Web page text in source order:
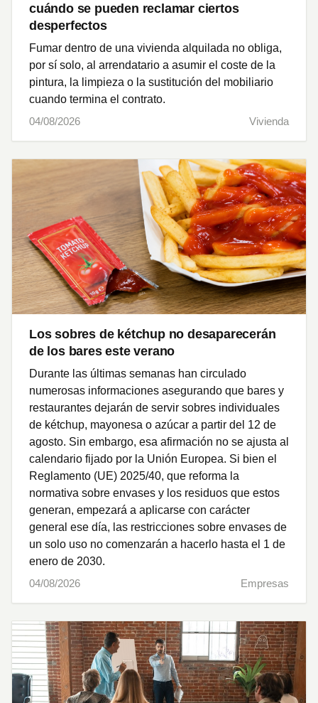
cuándo se pueden reclamar ciertos
desperfectos
Fumar dentro de una vivienda alquilada no obliga,
por sí solo, al arrendatario a asumir el coste de la
pintura, la limpieza o la sustitución del mobiliario
cuando termina el contrato.
04/08/2026
Vivienda
Los sobres de kétchup no desaparecerán
de los bares este verano
Durante las últimas semanas han circulado
numerosas informaciones asegurando que bares y
restaurantes dejarán de servir sobres individuales
de kétchup, mayonesa o azúcar a partir del 12 de
agosto. Sin embargo, esa afirmación no se ajusta al
calendario fijado por la Unión Europea. Si bien el
Reglamento (UE) 2025/40, que reforma la
normativa sobre envases y los residuos que estos
generan, empezará a aplicarse con carácter
general ese día, las restricciones sobre envases de
un solo uso no comenzarán a hacerlo hasta el 1 de
enero de 2030.
04/08/2026
Empresas